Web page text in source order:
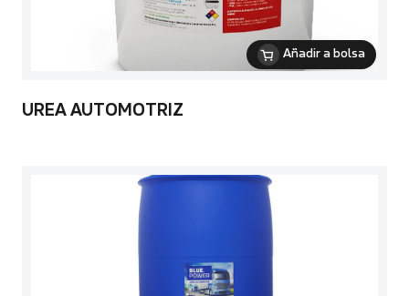
Añadir a bolsa
UREA AUTOMOTRIZ